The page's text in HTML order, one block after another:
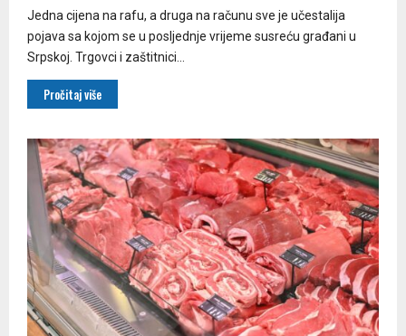
Jedna cijena na rafu, a druga na računu sve je učestalija
pojava sa kojom se u posljednje vrijeme susreću građani u
Srpskoj. Trgovci i zaštitnici...
Pročitaj više